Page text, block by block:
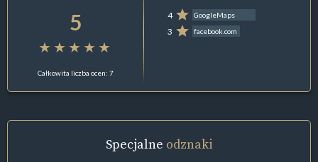
5
Całkowita liczba ocen: 7
4 GoogleMaps
3 facebook.com
Specjalne odznaki